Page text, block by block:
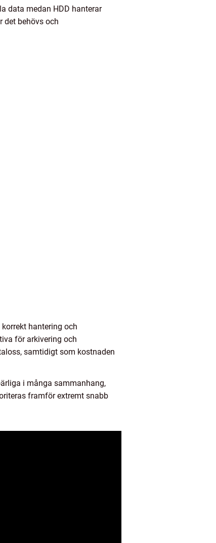
data medan HDD hanterar
det behövs och
hantering och
för arkivering och
samtidigt som kostnaden
i många sammanhang,
framför extremt snabb